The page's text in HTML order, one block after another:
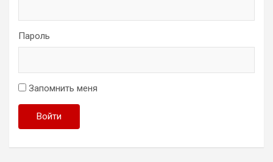
Пароль
Запомнить меня
Войти